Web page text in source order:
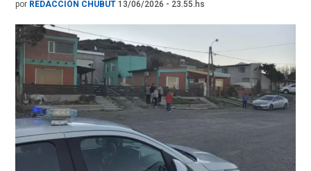
por REDACCIÓN CHUBUT 13/06/2026 - 23.55.hs